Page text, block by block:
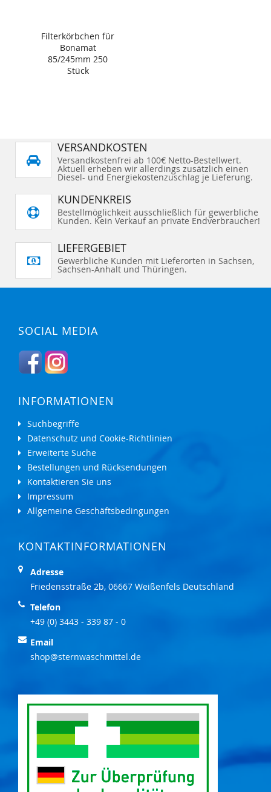
Filterkörbchen für
Bonamat
85/245mm 250
Stück
VERSANDKOSTEN
Versandkostenfrei ab 100€ Netto-Bestellwert.
Aktuell erheben wir allerdings zusätzlich einen
Diesel- und Energiekostenzuschlag je Lieferung.
KUNDENKREIS
Bestellmöglichkeit ausschließlich für gewerbliche
Kunden. Kein Verkauf an private Endverbraucher!
LIEFERGEBIET
Gewerbliche Kunden mit Lieferorten in Sachsen,
Sachsen-Anhalt und Thüringen.
SOCIAL MEDIA
INFORMATIONEN
Suchbegriffe
Datenschutz und Cookie-Richtlinien
Erweiterte Suche
Bestellungen und Rücksendungen
Kontaktieren Sie uns
Impressum
Allgemeine Geschäftsbedingungen
KONTAKTINFORMATIONEN
Adresse
Friedensstraße 2b, 06667 Weißenfels Deutschland
Telefon
+49 (0) 3443 - 339 87 - 0
Email
shop@sternwaschmittel.de